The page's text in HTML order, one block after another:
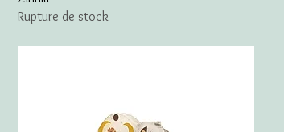
Rupture de stock